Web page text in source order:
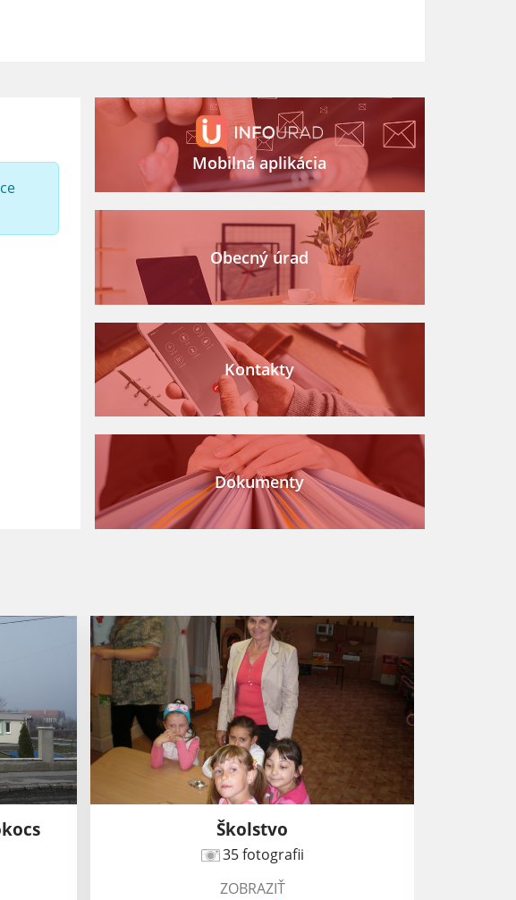
Mobilná aplikácia
Obecný úrad
Kontakty
Dokumenty
Školstvo
35 fotografii
ZOBRAZIŤ